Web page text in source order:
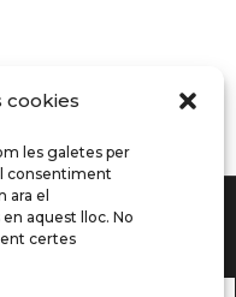
cookies
les galetes per
consentiment
ara el
aquest lloc. No
certes